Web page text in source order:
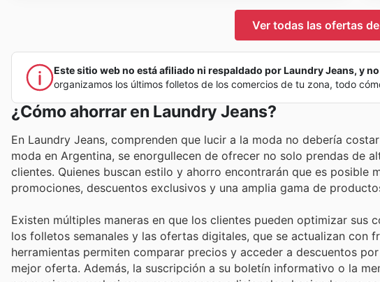
Ver todas las ofertas
Este sitio web no está afiliado ni respaldado por Laundry Jeans, y
organizamos los últimos folletos de los comercios de tu zona, todo
¿Cómo ahorrar en Laundry Jeans?
En Laundry Jeans, comprenden que lucir a la moda no debería
moda en Argentina, se enorgullecen de ofrecer no solo prendas de
clientes. Quienes buscan estilo y ahorro encontrarán que es posible
promociones, descuentos exclusivos y una amplia gama de
Existen múltiples maneras en que los clientes pueden optimizar sus
los folletos semanales y las ofertas digitales, que se actualizan con
herramientas permiten comparar precios y acceder a descuentos
mejor oferta. Además, la suscripción a su boletín informativo o la